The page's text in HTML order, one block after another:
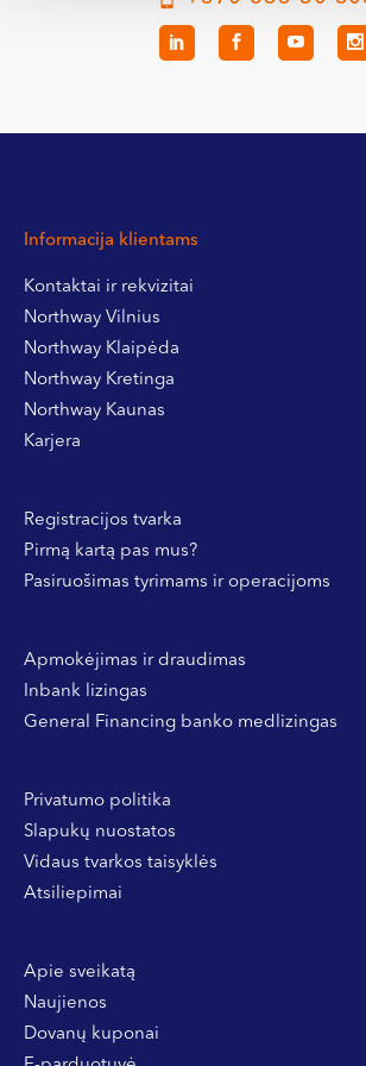
Informacija klientams
Kontaktai ir rekvizitai
Northway Vilnius
Northway Klaipėda
Northway Kretinga
Northway Kaunas
Karjera
Registracijos tvarka
Pirmą kartą pas mus?
Pasiruošimas tyrimams ir operacijoms
Apmokėjimas ir draudimas
Inbank lizingas
General Financing banko medlizingas
Privatumo politika
Slapukų nuostatos
Vidaus tvarkos taisyklės
Atsiliepimai
Apie sveikatą
Naujienos
Dovanų kuponai